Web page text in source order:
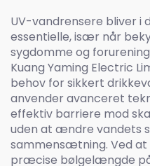
UV-vandrensere bliver i
essentielle, især når
sygdomme og
Kuang Yaming Electric
behov for sikkert
anvender avanceret
effektiv barriere mod
uden at ændre vandets
sammensætning. Ved at
præcise bølgelængde